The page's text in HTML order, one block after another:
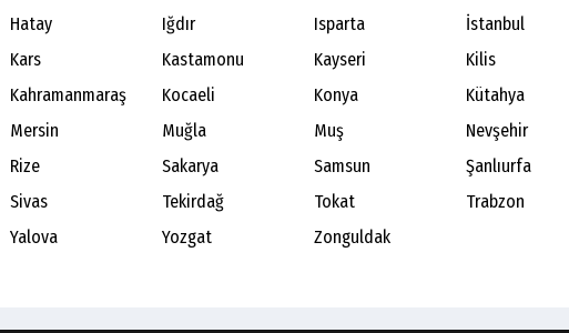
Hatay Iğdır Isparta İstanbul
Kars Kastamonu Kayseri Kilis
Kahramanmaraş Kocaeli Konya Kütahya
Mersin Muğla Muş Nevşehir
Rize Sakarya Samsun Şanlıurfa
Sivas Tekirdağ Tokat Trabzon
Yalova Yozgat Zonguldak